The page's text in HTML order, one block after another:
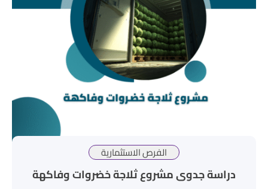
الفرص الاستثمارية
دراسة جدوى مشروع ثلاجة خضروات وفاكهة